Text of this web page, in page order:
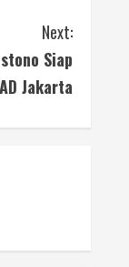
Next:
Siap
Jakarta